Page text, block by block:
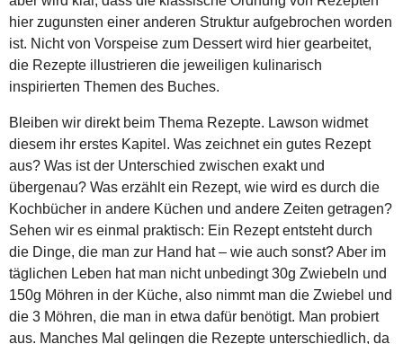
hier zugunsten einer anderen Struktur aufgebrochen worden
ist. Nicht von Vorspeise zum Dessert wird hier gearbeitet,
die Rezepte illustrieren die jeweiligen kulinarisch
inspirierten Themen des Buches.
Bleiben wir direkt beim Thema Rezepte. Lawson widmet
diesem ihr erstes Kapitel. Was zeichnet ein gutes Rezept
aus? Was ist der Unterschied zwischen exakt und
übergenau? Was erzählt ein Rezept, wie wird es durch die
Kochbücher in andere Küchen und andere Zeiten getragen?
Sehen wir es einmal praktisch: Ein Rezept entsteht durch
die Dinge, die man zur Hand hat – wie auch sonst? Aber im
täglichen Leben hat man nicht unbedingt 30g Zwiebeln und
150g Möhren in der Küche, also nimmt man die Zwiebel und
die 3 Möhren, die man in etwa dafür benötigt. Man probiert
aus. Manches Mal gelingen die Rezepte unterschiedlich, da